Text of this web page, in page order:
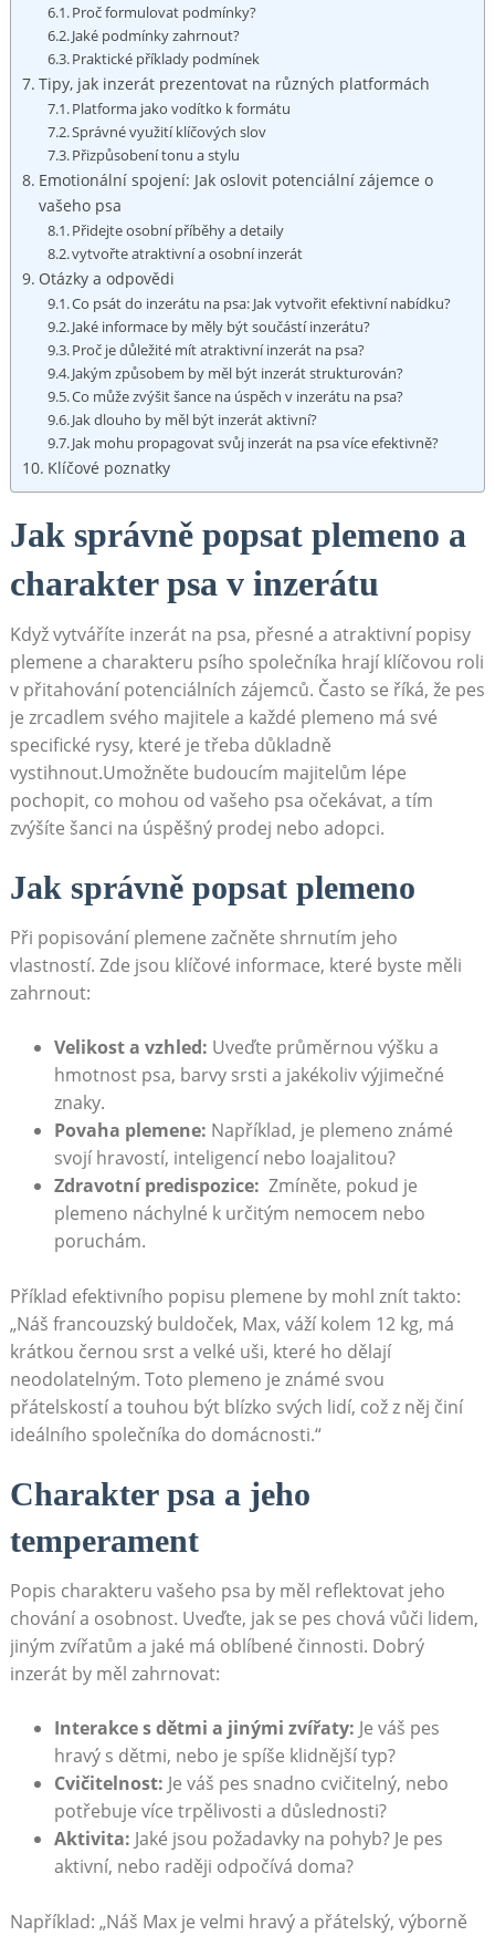
Proč formulovat ‌podmínky?
Jaké podmínky zahrnout?
Praktické příklady podmínek
Tipy, jak inzerát prezentovat na různých platformách
Platforma jako vodítko k formátu
Správné využití klíčových⁢ slov
Přizpůsobení tonu a stylu
Emotionální spojení: Jak oslovit potenciální zájemce​ o
vašeho psa
Přidejte osobní příběhy a​ detaily
vytvořte atraktivní a osobní inzerát
Otázky a odpovědi
Co psát do inzerátu na psa: ‍Jak vytvořit efektivní nabídku?
Jaké informace​ by měly být součástí inzerátu?
Proč je důležité mít atraktivní inzerát na psa?
Jakým⁣ způsobem by měl ​být⁣ inzerát strukturován?
Co může zvýšit šance na úspěch v inzerátu na⁤ psa?
Jak dlouho by měl být inzerát aktivní?
Jak mohu propagovat svůj inzerát na psa ​více efektivně?
Klíčové ​poznatky
Jak správně popsat ‍plemeno a
charakter psa v inzerátu
Když vytváříte inzerát na psa, přesné a atraktivní popisy
plemene a charakteru psího společníka hrají klíčovou roli
v přitahování potenciálních zájemců. Často se říká, že pes
je zrcadlem svého ⁤majitele a každé plemeno má své
specifické rysy, které je třeba důkladně
vystihnout.Umožněte ⁣budoucím majitelům lépe
pochopit, co mohou od vašeho psa očekávat, a tím
zvýšíte šanci na úspěšný⁤ prodej nebo adopci.
Jak správně⁢ popsat plemeno
Při popisování plemene začněte shrnutím jeho
vlastností. Zde jsou klíčové informace, ‍které byste měli
zahrnout:
Velikost‍ a vzhled: ⁣Uveďte průměrnou výšku a
hmotnost psa, barvy srsti a jakékoliv ⁢výjimečné
znaky.
Povaha plemene: ‌Například, je plemeno známé
svojí​ hravostí, inteligencí nebo loajalitou?
Zdravotní predispozice: ⁤ Zmíněte, pokud je
plemeno náchylné⁢ k určitým nemocem nebo
poruchám.
Příklad efektivního popisu⁣ plemene by mohl znít takto:
„Náš⁢ francouzský buldoček, Max, ‌váží kolem 12​ kg, má⁣
krátkou černou srst a ‌velké uši, které ho dělají
neodolatelným. Toto plemeno je známé svou
přátelskostí a touhou být blízko svých lidí, což z něj ⁣činí
ideálního společníka do domácnosti.“
Charakter psa a jeho
temperament
Popis charakteru vašeho psa by měl reflektovat jeho
chování a osobnost. Uveďte, jak se pes chová vůči lidem,
jiným ⁢zvířatům a jaké má oblíbené činnosti. Dobrý
inzerát by měl zahrnovat:
Interakce s dětmi a⁣ jinými zvířaty: Je váš pes
⁣hravý s dětmi, nebo je spíše klidnější typ?
Cvičitelnost: Je⁢ váš pes ⁣snadno cvičitelný, nebo
potřebuje více trpělivosti a ​důslednosti?
Aktivita: Jaké jsou ‌požadavky na pohyb? Je pes
aktivní,‍ nebo‍ raději odpočívá doma?
Například: „Náš Max je velmi hravý a přátelský, výborně